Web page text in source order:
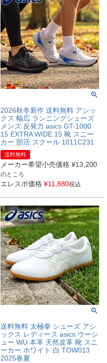
2026秋冬新作 送料無料 アシッ
クス 幅広 ランニングシューズ
メンズ 反発力 asics GT-1000
15 EXTRA WIDE 15 靴 スニー
カー 部活 スクール 1011C231
送料無料
メーカー希望小売価格 ¥13,200
のところ
エレスポ価格 ¥11,880税込
送料無料 太極拳 シューズ アシ
ックス レディース asics ウーシ
ュー WU 本革 天然皮革 靴 スニ
ーカー ホワイト 白 TOW013
2025春夏